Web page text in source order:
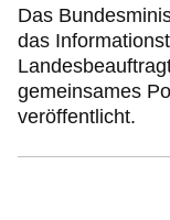
Das
das
gemeinsames
veröffentlicht.